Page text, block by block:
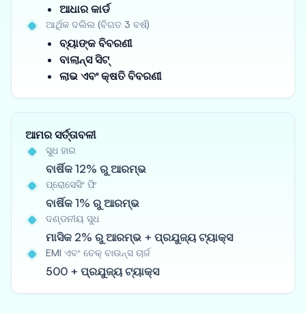
ଆଧାର କାର୍ଡ
ଆର୍ଥିକ ଦଲିଲ (ବିଗତ 3 ବର୍ଷ)
ବ୍ୟାଙ୍କ ବିବରଣୀ
ବାଲାନ୍ସ ସିଟ୍
ଲାଭ ଏବଂ କ୍ଷତି ବିବରଣୀ
ଆମର ସର୍ତ୍ତାବଳୀ
ସୁଧ ହାର
ବାର୍ଷିକ 12% ରୁ ଆରମ୍ଭ
ପ୍ରୋସେସିଂ ଫି
ବାର୍ଷିକ 1% ରୁ ଆରମ୍ଭ
ଦଣ୍ଡନୀୟ ସୁଧ
ମାସିକ 2% ରୁ ଆରମ୍ଭ + ପ୍ରଯୁଜ୍ୟ ଟ୍ୟାକ୍ସ
EMI ଏବଂ ଚେକ୍ ବାଉନ୍ସ ଚାର୍ଜ
500 + ପ୍ରଯୁଜ୍ୟ ଟ୍ୟାକ୍ସ